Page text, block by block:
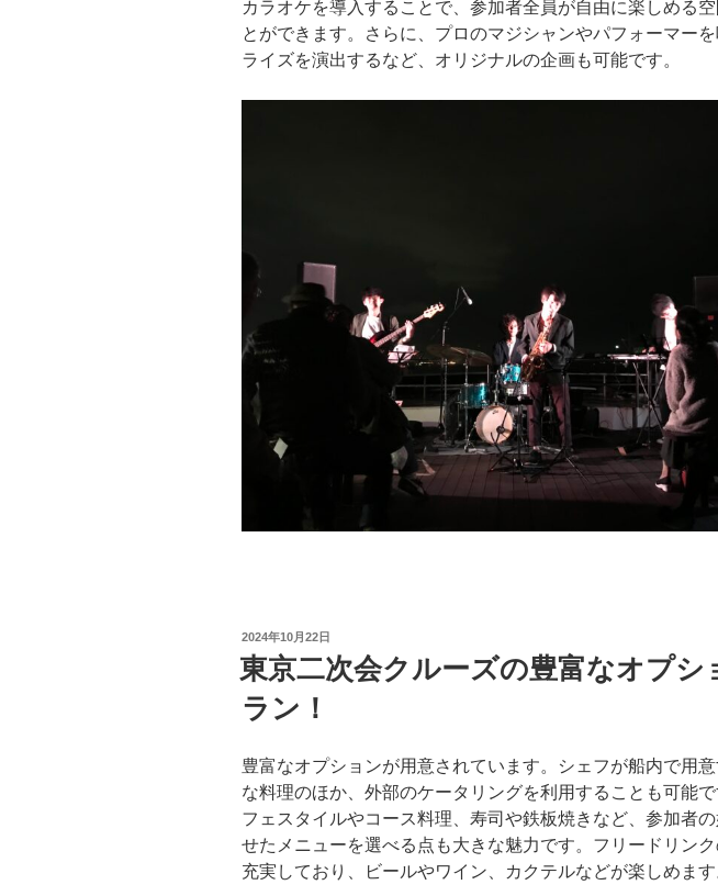
カラオケを導入することで、参加者全員が自由に楽しめる空
とができます。さらに、プロのマジシャンやパフォーマー
ライズを演出するなど、オリジナルの企画も可能です。
投
稿
日:
2024年10月22日
東京二次会クルーズの豊富なオプシ
ラン！
豊富なオプションが用意されています。シェフが船内で用
な料理のほか、外部のケータリングを利用することも可能
フェスタイルやコース料理、寿司や鉄板焼きなど、参加者
せたメニューを選べる点も大きな魅力です。フリードリン
充実しており、ビールやワイン、カクテルなどが楽しめます